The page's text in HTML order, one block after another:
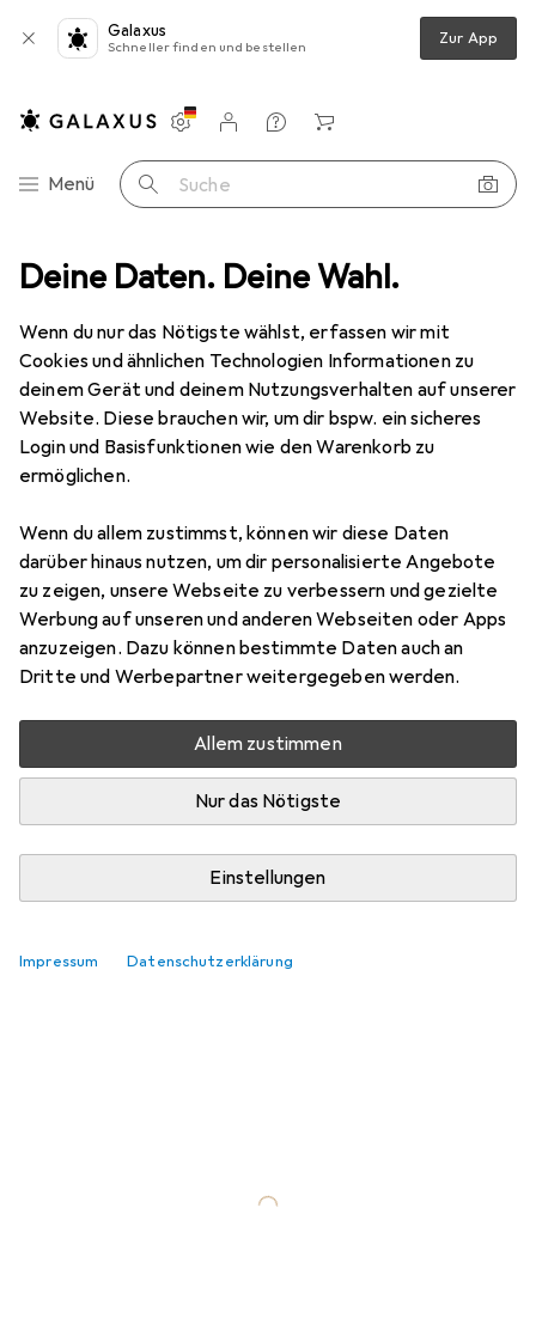
Deine Daten. Deine Wahl.
Wenn du nur das Nötigste wählst, erfassen wir mit
Cookies und ähnlichen Technologien Informationen zu
deinem Gerät und deinem Nutzungsverhalten auf unserer
Website. Diese brauchen wir, um dir bspw. ein sicheres
Login und Basisfunktionen wie den Warenkorb zu
ermöglichen.
Wenn du allem zustimmst, können wir diese Daten
darüber hinaus nutzen, um dir personalisierte Angebote
zu zeigen, unsere Webseite zu verbessern und gezielte
Werbung auf unseren und anderen Webseiten oder Apps
anzuzeigen. Dazu können bestimmte Daten auch an
Dritte und Werbepartner weitergegeben werden.
Allem zustimmen
Nur das Nötigste
Einstellungen
Impressum Datenschutzerklärung
Galaxus
Schneller finden und bestellen Zur App
Navigation nach Kategorien
Menü Suche
Einstellungen
Kundenkonto
Vergleichslisten
Merklisten
Warenkorb
Minix Collection
Kategorien anzeigen